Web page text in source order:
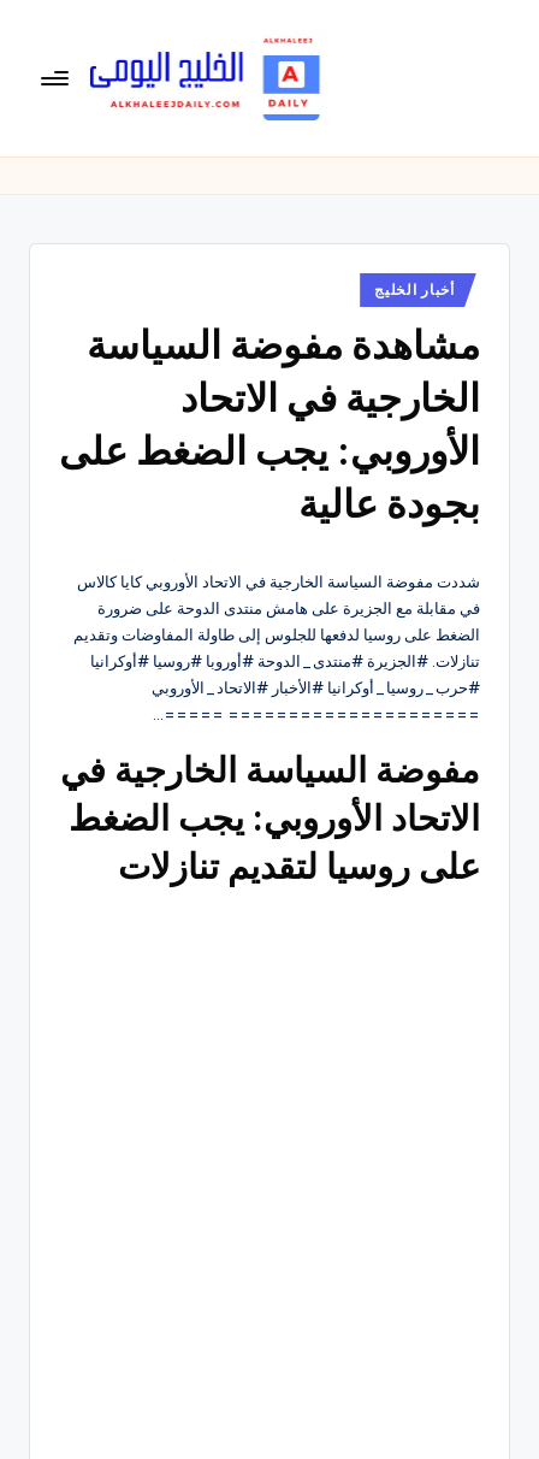
خ
يو
م
ى
متابعة
الرياضية
والسياسية
والاقتصادية.
نُشر
في
أخبار الخليج
مشاهدة مفوضة السياسة
الخارجية في الاتحاد
الأوروبي: يجب الضغط على
بجودة عالية
شددت مفوضة السياسة الخارجية في الاتحاد الأوروبي كايا كالاس
في مقابلة مع الجزيرة على هامش منتدى الدوحة على ضرورة
الضغط على روسيا لدفعها للجلوس إلى طاولة المفاوضات وتقديم
تنازلات. #الجزيرة #منتدى_الدوحة #أوروبا #روسيا #أوكرانيا
#حرب_روسيا_أوكرانيا #الأخبار #الاتحاد_الأوروبي
===================== =====…
مفوضة السياسة الخارجية في
الاتحاد الأوروبي: يجب الضغط
على روسيا لتقديم تنازلات